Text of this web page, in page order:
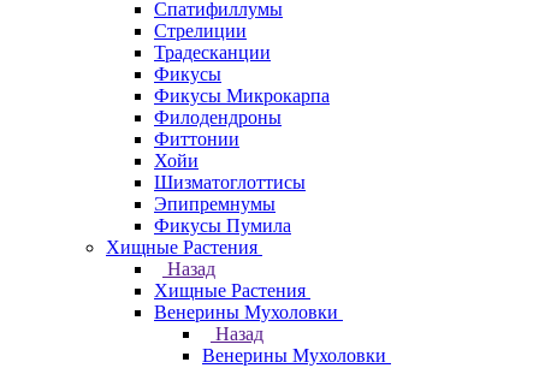
Спатифиллумы
Стрелиции
Традесканции
Фикусы
Фикусы Микрокарпа
Филодендроны
Фиттонии
Хойи
Шизматоглоттисы
Эпипремнумы
Фикусы Пумила
Хищные Растения
Назад
Хищные Растения
Венерины Мухоловки
Назад
Венерины Мухоловки